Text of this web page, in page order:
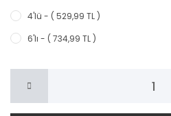
4'lü - ( 529,99 TL )
6'lı - ( 734,99 TL )